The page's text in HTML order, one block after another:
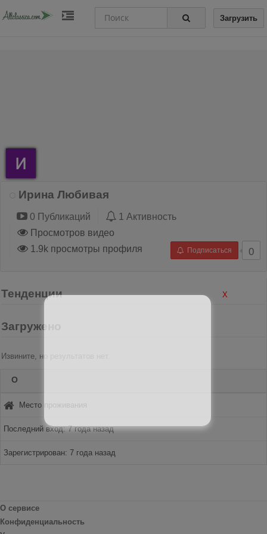
Загрузить
Ирина Любивая
0 Публикаций
1 Активность
Просмотров видео
1.9k просмотры профиля
Подписаться 0
Тенденции
Загружено
Извините, но результатов нет.
О
Место проживания
Последний вход: 7 года назад
Зарегистрирован: 7 года назад
О сервисе
Конфиденциальность
X